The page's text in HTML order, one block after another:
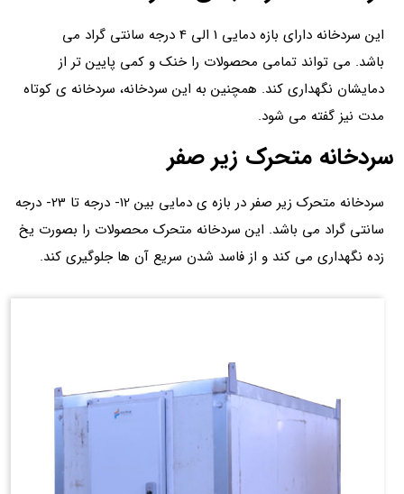
این سردخانه دارای بازه دمایی 1 الی 4 درجه سانتی گراد می
باشد. می تواند تمامی محصولات را خنک و کمی پایین تر از
دمایشان نگهداری کند. همچنین به این سردخانه، سردخانه ی کوتاه
مدت نیز گفته می شود.
سردخانه متحرک زیر صفر
سردخانه متحرک زیر صفر در بازه ی دمایی بین 12- درجه تا 23- درجه
سانتی گراد می باشد. این سردخانه متحرک محصولات را بصورت یخ
زده نگهداری می کند و از فاسد شدن سریع آن ها جلوگیری کند.